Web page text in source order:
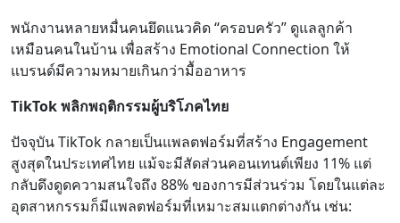
พนักงานหลายหมื่นคนยึดแนวคิด “ครอบครัว” ดูแลลูกค้า
เหมือนคนในบ้าน เพื่อสร้าง Emotional Connection ให้
แบรนด์มีความหมายเกินกว่ามื้ออาหาร
TikTok พลิกพฤติกรรมผู้บริโภคไทย
ปัจจุบัน TikTok กลายเป็นแพลตฟอร์มที่สร้าง Engagement
สูงสุดในประเทศไทย แม้จะมีสัดส่วนคอนเทนต์เพียง 11% แต่
กลับดึงดูดความสนใจถึง 88% ของการมีส่วนร่วม โดยในแต่ละ
อุตสาหกรรมก็มีแพลตฟอร์มที่เหมาะสมแตกต่างกัน เช่น: